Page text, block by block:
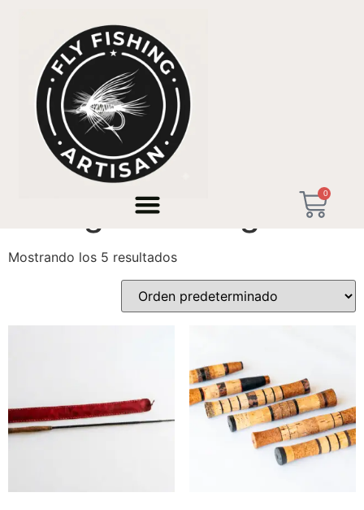
0
/ Productos etiquetados “Self-gift for Anglers”
Self-gift for Anglers
Mostrando los 5 resultados